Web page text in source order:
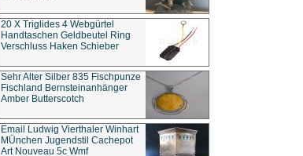
20 X Triglides 4 Webgürtel
Handtaschen Geldbeutel Ring
Verschluss Haken Schieber
Sehr Alter Silber 835 Fischpunze
Fischland Bernsteinanhänger
Amber Butterscotch
Email Ludwig Vierthaler Winhart
MÜnchen Jugendstil Cachepot
Art Nouveau 5c Wmf